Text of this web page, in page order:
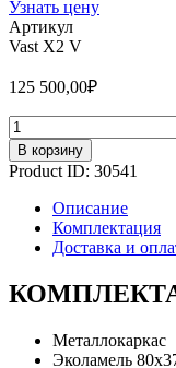
Узнать цену
Артикул
Vast X2 V
125 500,00₽
Количество
В корзину
Product ID: 30541
Описание
Комплектация
Доставка и
Металлокаркас
Эколамель